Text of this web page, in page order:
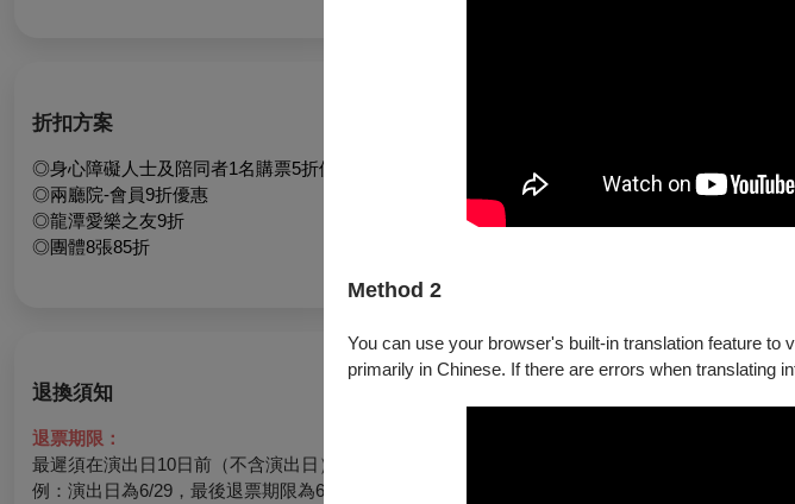
Method 2
You can use your browser's built-in translation feature to
primarily in Chinese. If there are errors when translating
折扣方案
◎身心障礙人士及陪同者1名購票5折優待，入場時應出示身心障礙手冊，陪同者與身障者需同時入
◎兩廳院-會員9折優惠
◎龍潭愛樂之友9折
◎團體8張85折
退換須知
退票期限：
最遲須在演出日10日前（不含演出日）辦理，逾期無法受理。
例：演出日為6/29，最後退票期限為6/19。